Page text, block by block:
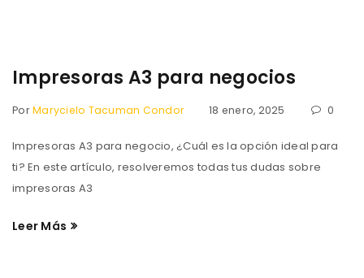
Impresoras A3 para negocios
PorMarycielo Tacuman Condor 18 enero, 2025 0
Impresoras A3 para negocio, ¿Cuál es la opción ideal para
ti? En este artículo, resolveremos todas tus dudas sobre
impresoras A3
Leer Más